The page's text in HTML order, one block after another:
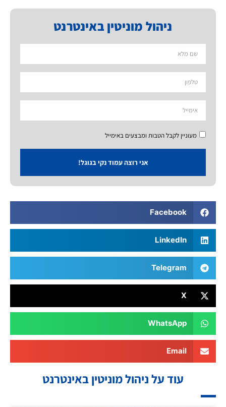
ניהול מוניטין באינטרנט
מעוניין לקבל הטבות ומבצעים באימייל
אני רוצה עמוד נקי בגוגל!
Facebook
LinkedIn
Telegram
X
WhatsApp
Email
עוד על ניהול מוניטין באינטרנט